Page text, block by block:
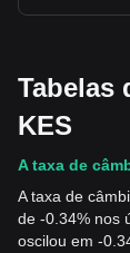
Tabelas
KES
A taxa de
A taxa de
de -0.34% nos
oscilou em -